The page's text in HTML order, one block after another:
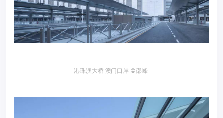
港珠澳大桥 澳门口岸 ©邵峰